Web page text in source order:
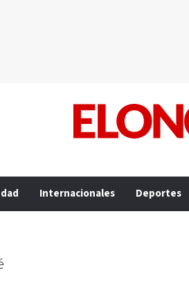
Internacionales Deportes